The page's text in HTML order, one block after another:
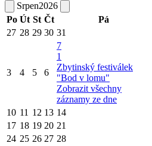
Srpen2026
Po Út St Čt Pá
27 28 29 30 31
3 4 5 6
7
1
Zbytinský festiválek
"Bod v lomu"
Zobrazit všechny
záznamy ze dne
10 11 12 13 14
17 18 19 20 21
24 25 26 27 28